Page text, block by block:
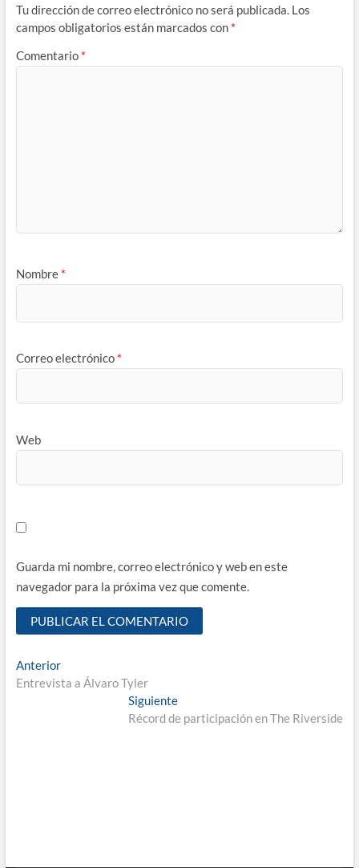
Tu dirección de correo electrónico no será publicada. Los
campos obligatorios están marcados con *
Comentario *
Nombre *
Correo electrónico *
Web
Guarda mi nombre, correo electrónico y web en este
navegador para la próxima vez que comente.
Navegación
de
AnteriorEntrada
anterior:
Entrevista a Álvaro Tyler
SiguienteEntrada
siguiente:
Récord de participación en The Riverside